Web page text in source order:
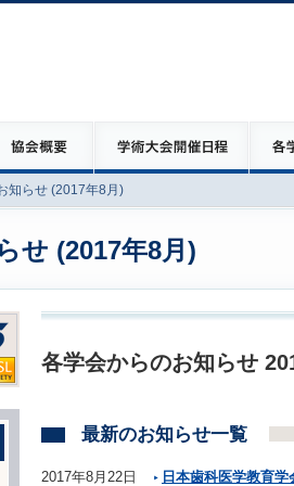
知らせ (2017年8月)
せ (2017年8月)
各学会からのお知らせ
最新のお知らせ一覧
2017年8月22日 日本歯科医学教育学